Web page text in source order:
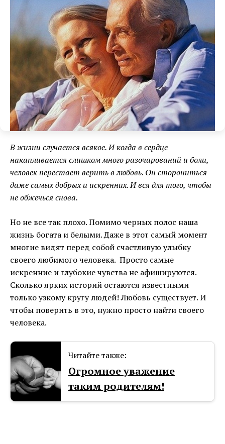
В жизни случается всякое. И когда в сердце
накапливается слишком много разочарований и боли,
человек перестает верить в любовь. Он сторониться
даже самых добрых и искренних. И вся для того, чтобы
не обжечься снова.
Но не все так плохо. Помимо черных полос наша
жизнь богата и белыми. Даже в этот самый момент
многие видят перед собой счастливую улыбку
своего любимого человека. Просто самые
искренние и глубокие чувства не афишируются.
Сколько ярких историй остаются известными
только узкому кругу людей! Любовь существует. И
чтобы поверить в это, нужно просто найти своего
человека.
Читайте также:
Огромное уважение
таким родителям!